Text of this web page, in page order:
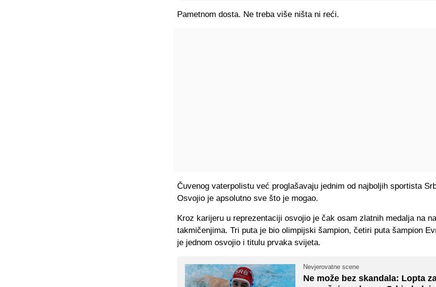
Pametnom dosta. Ne treba više ništa ni reći.
Čuvenog vaterpolistu već proglašavaju jednim od najboljih sportista
Osvojio je apsolutno sve što je mogao.
Kroz karijeru u reprezentaciji osvojio je čak osam zlatnih medalja na
takmičenjima. Tri puta je bio olimpijski šampion, četiri puta šampion
je jednom osvojio i titulu prvaka svijeta.
Nevjerovatne scene
Ne može bez skandala: Lopta